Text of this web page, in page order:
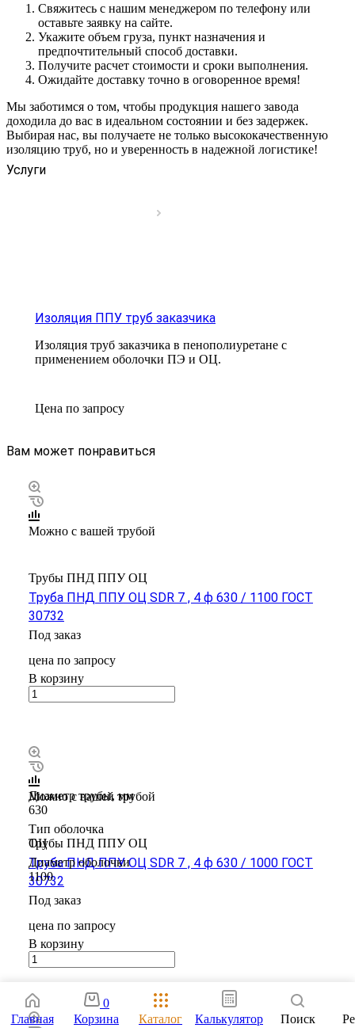
Свяжитесь с нашим менеджером по телефону или
оставьте заявку на сайте.
Укажите объем груза, пункт назначения и
предпочтительный способ доставки.
Получите расчет стоимости и сроки выполнения.
Ожидайте доставку точно в оговоренное время!
Мы заботимся о том, чтобы продукция нашего завода
доходила до вас в идеальном состоянии и без задержек.
Выбирая нас, вы получаете не только высококачественную
изоляцию труб, но и уверенность в надежной логистике!
Услуги
Изоляция ППУ труб заказчика
Изоляция труб заказчика в пенополиуретане с
применением оболочки ПЭ и ОЦ.
Цена по запросу
Вам может понравиться
Диаметр трубы, мм
630
Тип оболочка
ОЦ
Диаметр оболочки
1100
Можно с вашей трубой
Трубы ПНД ППУ ОЦ
Труба ПНД ППУ ОЦ SDR 7 , 4 ф 630 / 1100 ГОСТ
30732
Под заказ
цена по запросу
В корзину
Можно с вашей трубой
Трубы ПНД ППУ ОЦ
Труба ПНД ППУ ОЦ SDR 7 , 4 ф 630 / 1000 ГОСТ
30732
Под заказ
цена по запросу
В корзину
Главная
0
Корзина
Каталог Калькулятор Поиск